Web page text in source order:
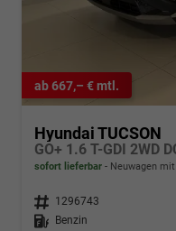
ab 667,– € mtl.
Hyundai TUCSON
sofort lieferbar Neuwagen
Fahrzeugnr. 1296743
Kraftstoff
Benzin